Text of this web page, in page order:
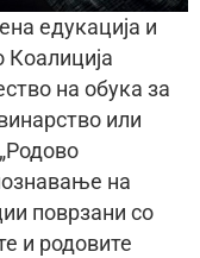
едукација и
Коалиција
на обука за
или
на
поврзани со
и родовите